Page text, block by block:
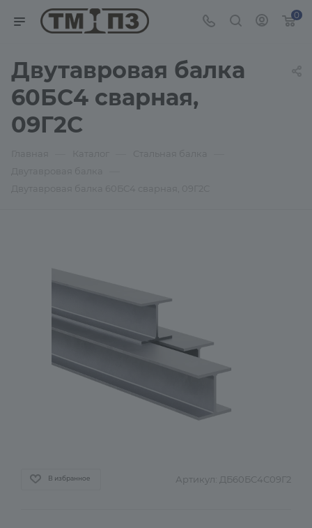
0
Двутавровая балка
60БС4 сварная,
09Г2С
В избранное Артикул: ДБ60БС4С09Г2